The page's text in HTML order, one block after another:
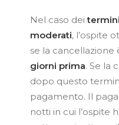
Nel caso dei
moderati, l’ospite
se la
giorni prima. Se la
dopo questo
pagamento. Il
notti in cui l’ospite